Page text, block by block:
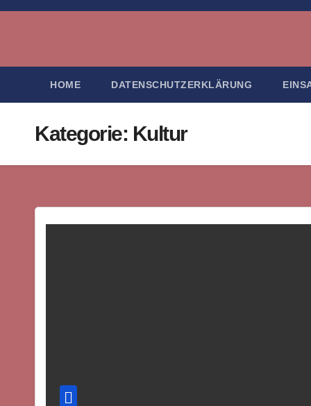
Zum
HOME DATENSCHUTZERKLÄRUNG
Kategorie: Kultur